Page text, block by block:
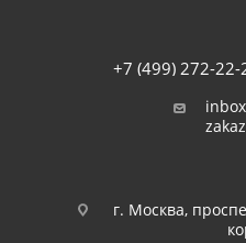
+7 (499) 272-22-
г. Москва,